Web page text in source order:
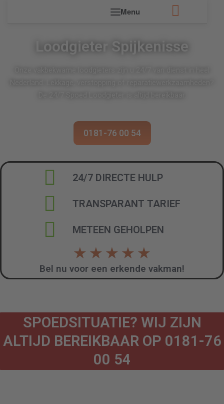
Loodgieter Spijkenisse
0181-76 00 54
24/7 DIRECTE HULP
TRANSPARANT TARIEF
METEEN GEHOLPEN
★ ★ ★ ★ ★
Bel nu voor een erkende vakman!
SPOEDSITUATIE? WIJ ZIJN
ALTIJD BEREIKBAAR OP 0181-76
00 54